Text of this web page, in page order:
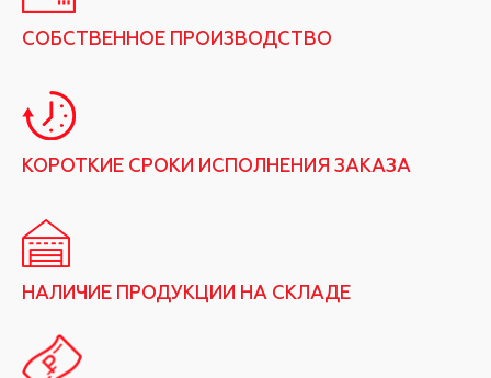
СОБСТВЕННОЕ ПРОИЗВОДСТВО
КОРОТКИЕ СРОКИ ИСПОЛНЕНИЯ ЗАКАЗА
НАЛИЧИЕ ПРОДУКЦИИ НА СКЛАДЕ